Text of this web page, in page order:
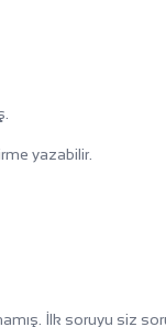
yazabilir.
İlk soruyu siz